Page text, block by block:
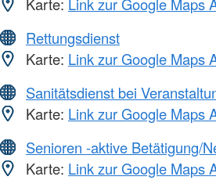
Karte: Link zur Google Maps
Rettungsdienst
Karte: Link zur Google Maps
Sanitätsdienst bei
Karte: Link zur Google Maps
Senioren -aktive Betätigung/
Karte: Link zur Google Maps